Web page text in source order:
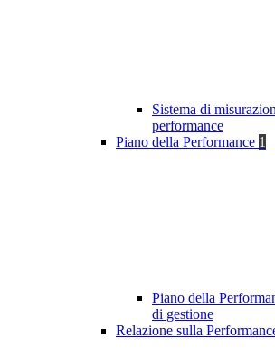
Sistema di
performance
Piano della Performance 1
Piano della
di gestione
Relazione sulla